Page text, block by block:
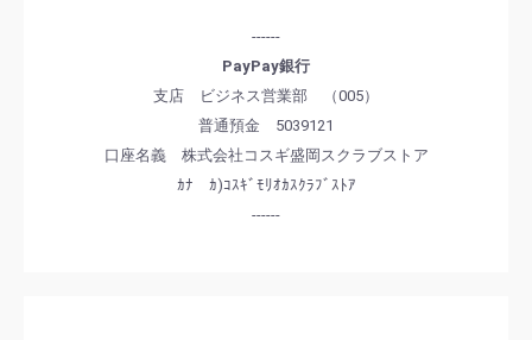
------
PayPay銀行
支店 ビジネス営業部 （005）
普通預金 5039121
口座名義 株式会社コスギ盛岡スクラブストア
ｶﾅ ｶ)ｺｽｷﾞﾓﾘｵｶｽｸﾗﾌﾞｽﾄｱ
------